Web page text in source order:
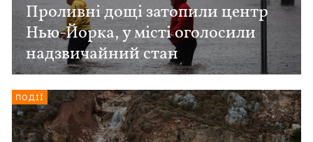
Проливні дощі затопили центр
Нью-Йорка, у місті оголосили
надзвичайний стан
ПОДІЇ